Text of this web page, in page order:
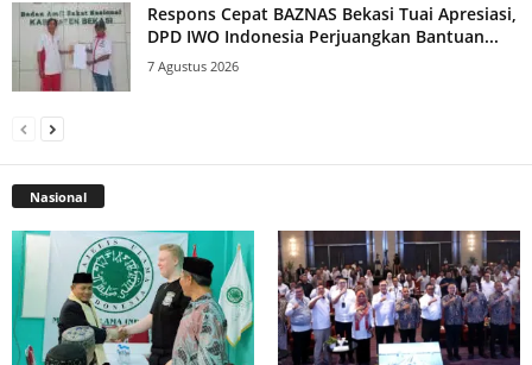
Respons Cepat BAZNAS Bekasi Tuai Apresiasi,
DPD IWO Indonesia Perjuangkan Bantuan...
7 Agustus 2026
Nasional